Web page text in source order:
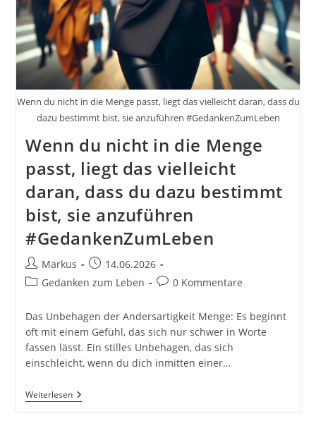
Wenn du nicht in die Menge passt, liegt das vielleicht daran, dass du
dazu bestimmt bist, sie anzuführen #GedankenZumLeben
Wenn du nicht in die Menge
passt, liegt das vielleicht
daran, dass du dazu bestimmt
bist, sie anzuführen
#GedankenZumLeben
Beitrags-
Autor:
Markus
Beitrag
veröffentlicht:
14.06.2026
Beitrags-
Gedanken zum Leben
Beitrags-
0 Kommentare
Das Unbehagen der Andersartigkeit Menge: Es beginnt
oft mit einem Gefühl, das sich nur schwer in Worte
fassen lässt. Ein stilles Unbehagen, das sich
einschleicht, wenn du dich inmitten einer…
WeiterlesenWenn
Du